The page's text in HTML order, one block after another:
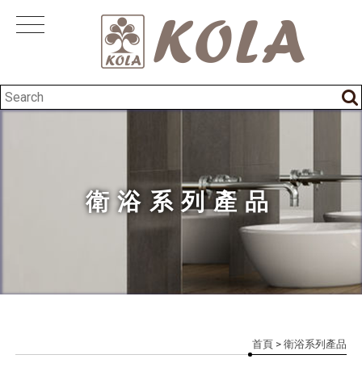
衛浴系列產品
首頁 > 衛浴系列產品